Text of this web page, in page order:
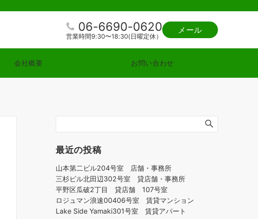
06-6690-0620
営業時間9:30〜18:30(日曜定休）
メール
会社概要 お問い合わせ
最近の投稿
山本第二ビル204号室 店舗・事務所
三杉ビル北田辺302号室 貸店舗・事務所
平野区瓜破2丁目 貸店舗 107号室
ロジュマン浪速00406号室 賃貸マンション
Lake Side Yamaki301号室 賃貸アパート